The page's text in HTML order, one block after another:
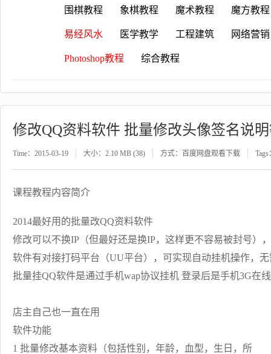
围棋教程 象棋教程 魔术教程 魔方教程
易经风水 医学教学 工程建筑 网络营销
Photoshop教程 综合教程
修改QQ资料软件 批量修改头像签名说
Time：2015-03-19 大小：2.10 MB (38) 方式：百度网盘观看下载 Tags
课程教程内容简介
2014最好用的批量改QQ资料软件
修改可以不换IP（但最好还是换IP，这样更不容易被封号）
软件有对接打码平台（UU平台），可实现自动挂机操作，
批量挂QQ软件是通过手机wap协议挂机 登录后是手机3G在线
店主自己也一直在用
软件功能
1 批量修改基本资料（包括性别，年龄，血型，生日，所